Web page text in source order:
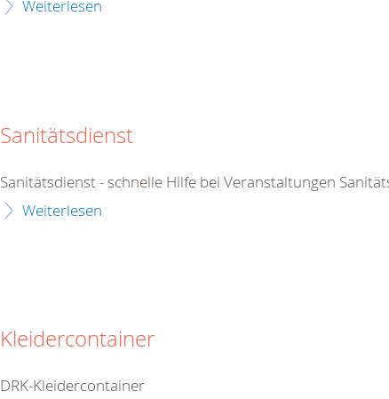
Weiterlesen
Sanitätsdienst
Sanitätsdienst - schnelle Hilfe bei Veranstaltungen
Weiterlesen
Kleidercontainer
DRK-Kleidercontainer